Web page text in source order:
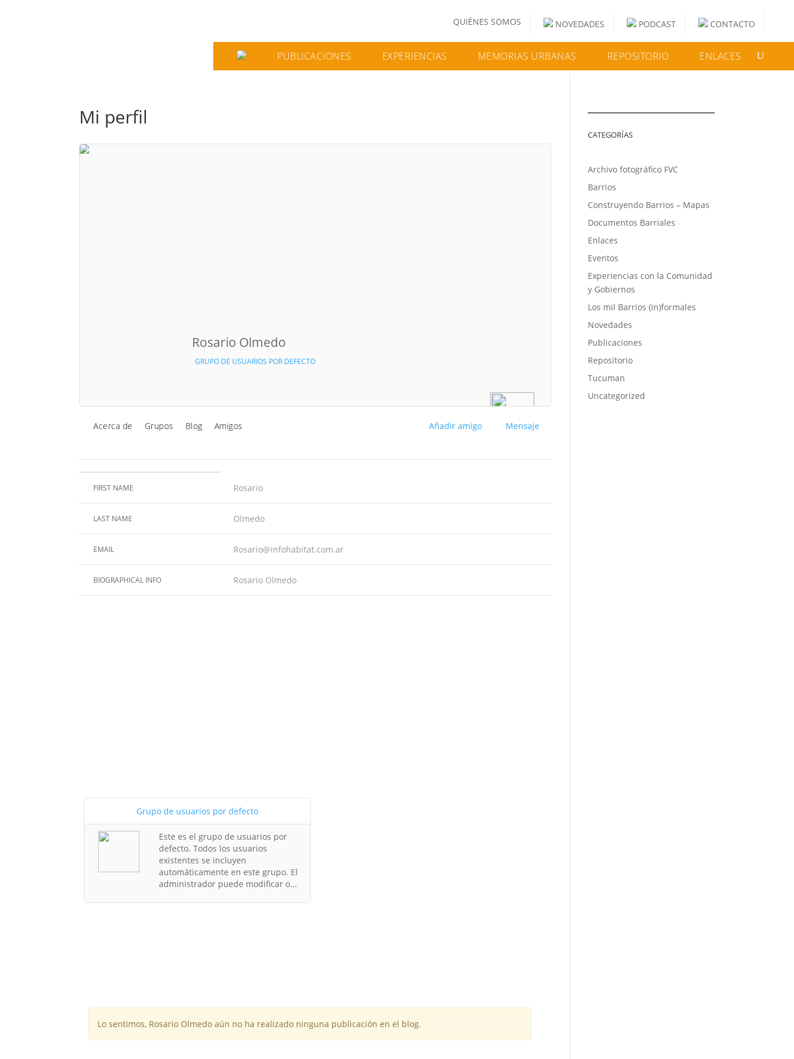
QUIÉNES SOMOS NOVEDADES PODCAST CONTACTO
PUBLICACIONES EXPERIENCIAS MEMORIAS URBANAS REPOSITORIO ENLACES
Mi perfil
Rosario Olmedo
GRUPO DE USUARIOS POR DEFECTO
Acerca de Grupos Blog Amigos Mensaje
Añadir amigo
FIRST NAME Rosario
LAST NAME Olmedo
EMAIL Rosario@infohabitat.com.ar
BIOGRAPHICAL INFO Rosario Olmedo
Grupo de usuarios por defecto
Este es el grupo de usuarios por
defecto. Todos los usuarios
existentes se incluyen
automáticamente en este grupo. El
administrador puede modificar o...
Lo sentimos, Rosario Olmedo aún no ha realizado ninguna publicación en el blog.
CATEGORÍAS
Archivo fotográfico FVC
Barrios
Construyendo Barrios – Mapas
Documentos Barriales
Enlaces
Eventos
Experiencias con la Comunidad
y Gobiernos
Los mil Barrios (in)formales
Novedades
Publicaciones
Repositorio
Tucuman
Uncategorized